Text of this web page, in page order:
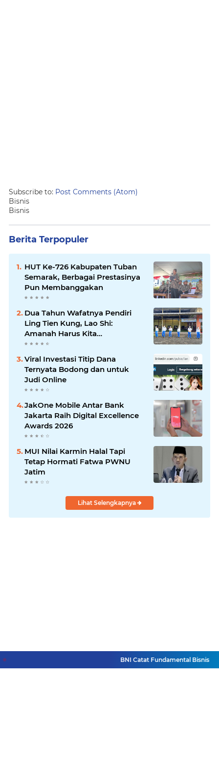
Subscribe to: Post Comments (Atom)
Bisnis
Bisnis
Berita Terpopuler
HUT Ke-726 Kabupaten Tuban
Semarak, Berbagai Prestasinya
Pun Membanggakan
Dua Tahun Wafatnya Pendiri
Ling Tien Kung, Lao Shi:
Amanah Harus Kita
Laksanakan!
Viral Investasi Titip Dana
Ternyata Bodong dan untuk
Judi Online
JakOne Mobile Antar Bank
Jakarta Raih Digital Excellence
Awards 2026
MUI Nilai Karmin Halal Tapi
Tetap Hormati Fatwa PWNU
Jatim
Lihat Selengkapnya
BNI Catat Fundamental Bisnis